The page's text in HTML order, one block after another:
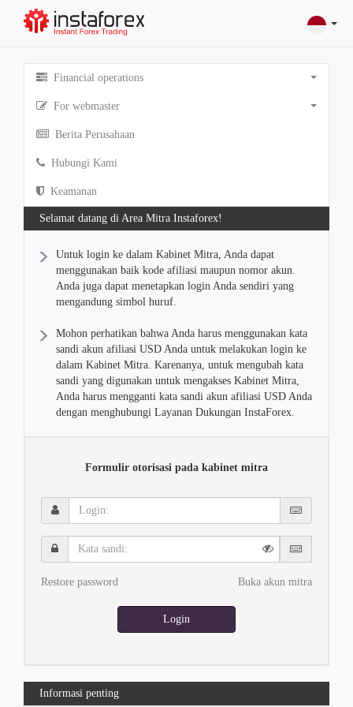
Financial operations
For webmaster
Berita Perusahaan
Hubungi Kami
Keamanan
Selamat datang di Area Mitra Instaforex!
Untuk login ke dalam Kabinet Mitra, Anda dapat
menggunakan baik kode afiliasi maupun nomor akun.
Anda juga dapat menetapkan login Anda sendiri yang
mengandung simbol huruf.
Mohon perhatikan bahwa Anda harus menggunakan kata
sandi akun afiliasi USD Anda untuk melakukan login ke
dalam Kabinet Mitra. Karenanya, untuk mengubah kata
sandi yang digunakan untuk mengakses Kabinet Mitra,
Anda harus mengganti kata sandi akun afiliasi USD Anda
dengan menghubungi Layanan Dukungan InstaForex.
Formulir otorisasi pada kabinet mitra
Login:
Kata
sandi:
Restore password
Buka akun mitra
Login
Informasi penting